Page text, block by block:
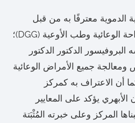
الدموية معترفًا به من قبل
الجمعية الألمانية للجراحة الوعائية وطب الأوعية (DGG)؛
الدكتور الدكتور
جميع الأمراض الوعائية
أن الاعتراف به كمركز
يؤكد على المعايير
المركز وعلى خبرته المُثْبَتة